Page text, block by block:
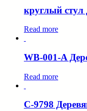
круглый стул
Read more
WB-001-A
Read more
C-9798